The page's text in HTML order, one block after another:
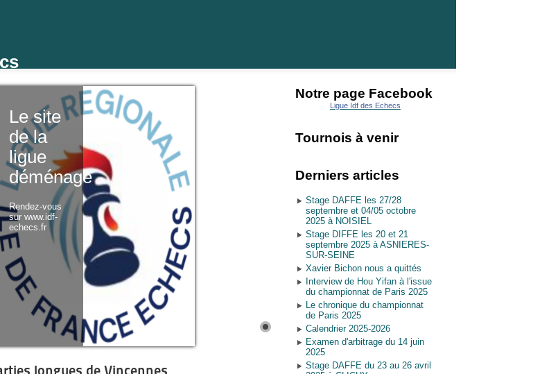
Le site
de la
ligue
déménage
Rendez-vous
sur www.idf-
echecs.fr
longues de Vincennes
Notre page Facebook
Ligue Idf des Echecs
Tournois à venir
Derniers articles
Stage DAFFE les 27/28
septembre et 04/05 octobre
2025 à NOISIEL
Stage DIFFE les 20 et 21
septembre 2025 à ASNIERES-
SUR-SEINE
Xavier Bichon nous a quittés
Interview de Hou Yifan à l'issue
du championnat de Paris 2025
Le chronique du championnat
de Paris 2025
Calendrier 2025-2026
Examen d'arbitrage du 14 juin
2025
Stage DAFFE du 23 au 26 avril